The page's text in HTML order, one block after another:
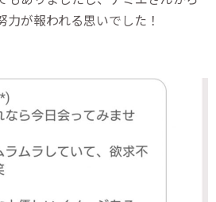
が報われる思いでした！